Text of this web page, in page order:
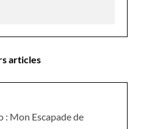
articles
: Mon Escapade de